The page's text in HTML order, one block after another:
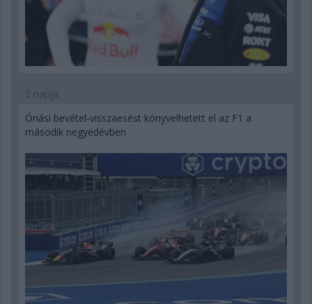
2 napja
Óriási bevétel-visszaesést könyvelhetett el az F1 a
második negyedévben